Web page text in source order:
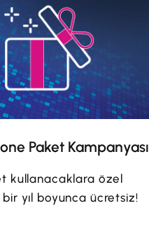
Paket Kampanyası
kullanacaklara özel
yıl boyunca ücretsiz!